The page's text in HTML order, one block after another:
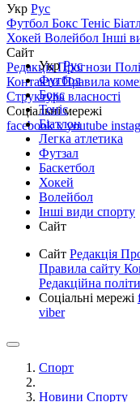
Укр Рус
Футбол Бокс Теніс
Хокей Волейбол Інші
Сайт
РедакціяПрогнози
КонтактиПравила
Структура власності
Соціальні мережі
facebookxyoutube
УкрРус
Футбол
Бокс
Теніс
Біатлон
Легка атлетика
Футзал
Баскетбол
Хокей
Волейбол
Інші види спорту
Сайт
Сайт Редакція
Правила сайту
Редакційна
Соціальні мережі
viber
Спорт
Новини Спорту